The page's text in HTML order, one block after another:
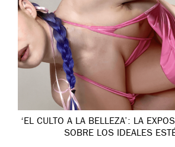
‘EL CULTO A LA BELLEZA’: LA
SOBRE LOS IDEALES